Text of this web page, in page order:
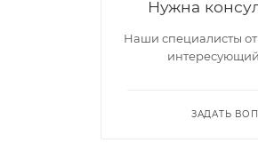
Нужна
Наши специалисты
ЗАДАТЬ